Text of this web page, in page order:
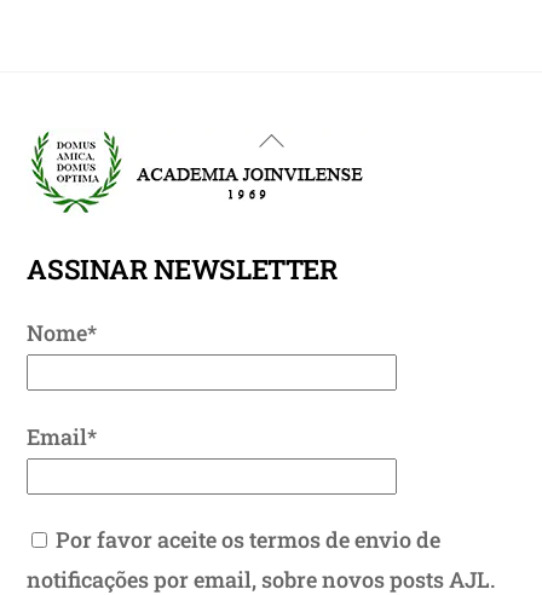
Back
To
ASSINAR NEWSLETTER
Nome*
Email*
Por favor aceite os termos de envio de
notificações por email, sobre novos posts AJL.